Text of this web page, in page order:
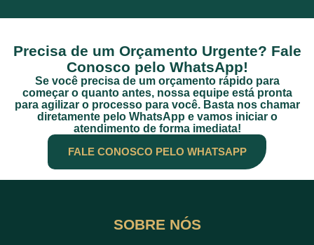
Precisa de um Orçamento Urgente? Fale
Conosco pelo WhatsApp!
Se você precisa de um orçamento rápido para
começar o quanto antes, nossa equipe está pronta
para agilizar o processo para você. Basta nos chamar
diretamente pelo WhatsApp e vamos iniciar o
atendimento de forma imediata!
FALE CONOSCO PELO WHATSAPP
SOBRE NÓS